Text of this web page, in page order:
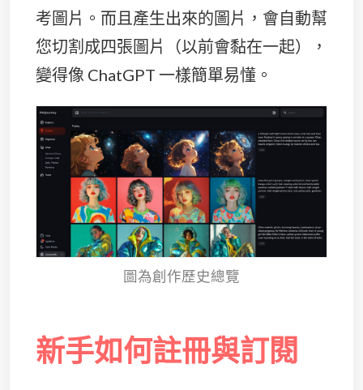
考圖片。而且產生出來的圖片，會自動幫
您切割成四張圖片（以前會黏在一起），
變得像 ChatGPT 一樣簡單易懂。
圖為創作歷史總覽
新手如何註冊與訂閱